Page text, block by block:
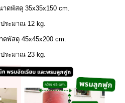
ดพัสดุ 35x35x150 cm.
ระมาณ 12 kg.
พัสดุ 45x45x200 cm.
ระมาณ 23 kg.